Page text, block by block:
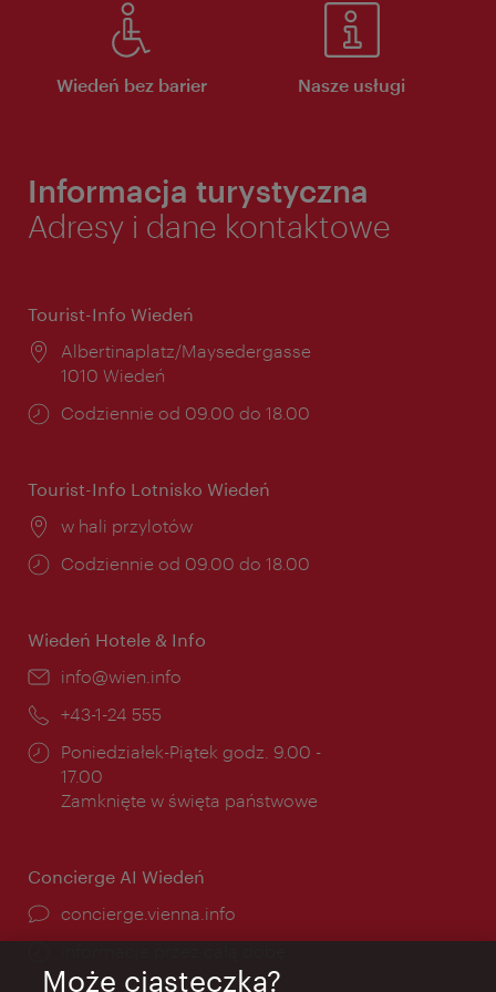
Wiedeń bez barier Nasze usługi
Informacja turystyczna
Adresy i dane kontaktowe
Tourist-Info Wiedeń
Miejsce:
Albertinaplatz/Maysedergasse
1010 Wiedeń
Godziny
Codziennie od 09.00 do 18.00
Tourist-Info Lotnisko Wiedeń
Miejsce:
w hali przylotów
Godziny
Codziennie od 09.00 do 18.00
Wiedeń Hotele & Info
E-
info@wien.info
Telefon:
+43-1-24 555
Godziny
otwarcia:
Poniedziałek-Piątek godz. 9.00 -
17.00
Zamknięte w święta państwowe
Concierge AI Wiedeń
concierge.vienna.info
Może ciasteczka?